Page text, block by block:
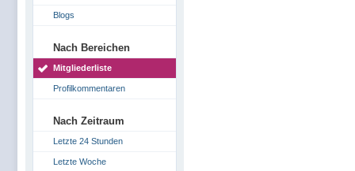
Blogs
Nach Bereichen
Mitgliederliste
Profilkommentaren
Nach Zeitraum
Letzte 24 Stunden
Letzte Woche